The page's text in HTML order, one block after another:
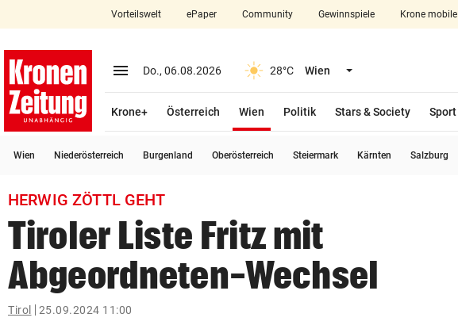
closeSchließen
account_circle Anmelden
arrow_right
bookmark
search
Suchbegriff
eingeben
Vorteilswelt ePaper Community Gewinnspiele Krone mobile
menu Menü aufklappen
Do., 06.08.2026 28°C Wien Menü aufklappen
Krone+ Österreich Wien
Politik
Stars & Society Sport
Wien Niederösterreich Burgenland Oberösterreich Steiermark Kärnten Salzburg
HERWIG ZÖTTL GEHT
Tiroler Liste Fritz mit
Abgeordneten-Wechsel
Tirol 25.09.2024 11:00